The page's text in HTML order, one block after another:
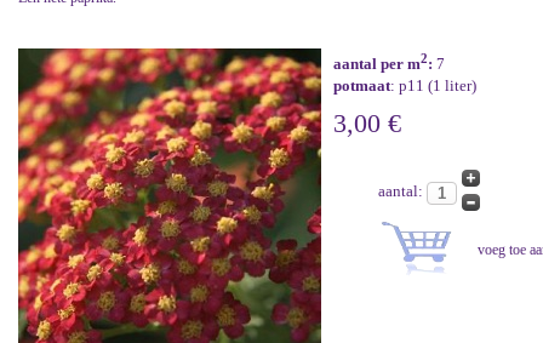
aantal per m2: 7
potmaat: p11 (1 liter)
3,00 €
aantal: